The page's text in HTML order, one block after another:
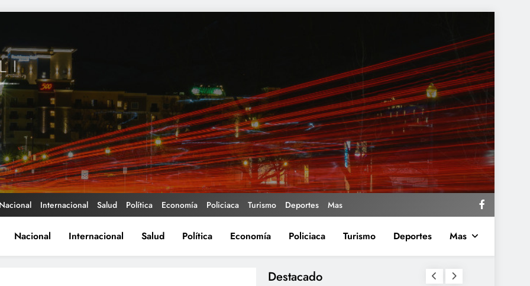
Nacional Internacional Salud Política Economía Policiaca Turismo Deportes Mas
Nacional Internacional Salud Política Economía Policiaca Turismo Deportes Mas
Destacado